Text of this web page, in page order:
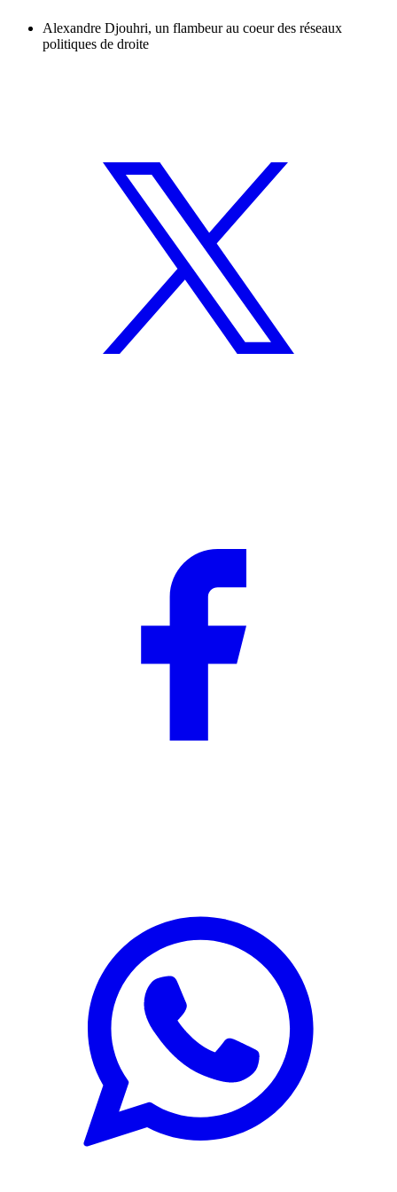
Alexandre Djouhri, un flambeur au coeur des réseaux
politiques de droite